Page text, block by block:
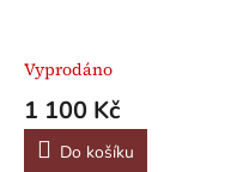
Vyprodáno
1 100 Kč
Do košíku